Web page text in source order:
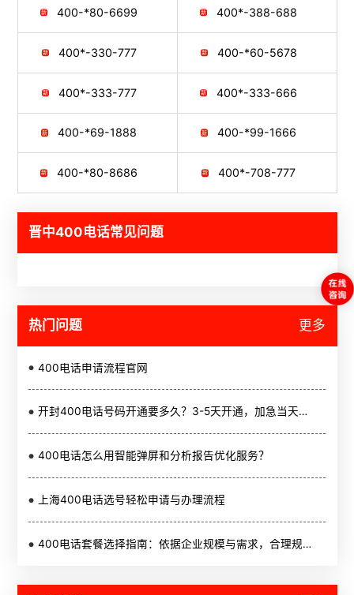
400-*80-6699 400*-388-688
400*-330-777 400-*60-5678
400*-333-777 400*-333-666
400-*69-1888 400-*99-1666
400-*80-8686 400*-708-777
晋中400电话常见问题
热门问题 更多
400电话申请流程官网
开封400电话号码开通要多久？3-5天开通，加急当天可用
400电话怎么用智能弹屏和分析报告优化服务？
上海400电话选号轻松申请与办理流程
400电话套餐选择指南：依据企业规模与需求，合理规划成本投入